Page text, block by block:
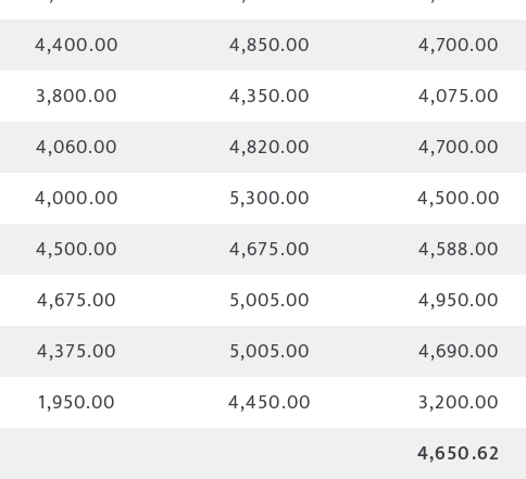
4,400.00 4,850.00
4,700.00
3,800.00 4,350.00
4,075.00
4,060.00 4,820.00
4,700.00
4,000.00 5,300.00
4,500.00
4,500.00 4,675.00
4,588.00
4,675.00 5,005.00
4,950.00
4,375.00 5,005.00
4,690.00
1,950.00 4,450.00
3,200.00
4,650.62